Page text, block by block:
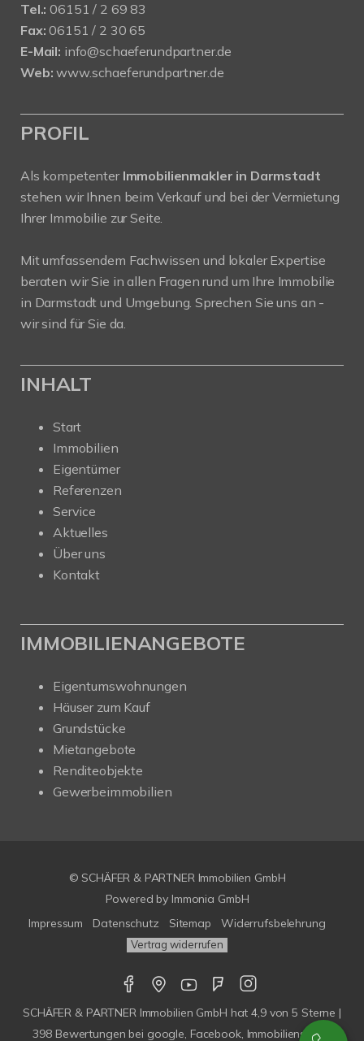
Tel.: 06151 / 2 69 83
Fax: 06151 / 2 30 65
E-Mail: info@schaeferundpartner.de
Web: www.schaeferundpartner.de
PROFIL
Als kompetenter Immobilienmakler in Darmstadt
stehen wir Ihnen beim Verkauf und bei der Vermietung
Ihrer Immobilie zur Seite.
Mit umfassendem Fachwissen und lokaler Expertise
beraten wir Sie in allen Fragen rund um Ihre Immobilie
in Darmstadt und Umgebung. Sprechen Sie uns an -
wir sind für Sie da.
INHALT
Start
Immobilien
Eigentümer
Referenzen
Service
Aktuelles
Über uns
Kontakt
IMMOBILIENANGEBOTE
Eigentumswohnungen
Häuser zum Kauf
Grundstücke
Mietangebote
Renditeobjekte
Gewerbeimmobilien
© SCHÄFER & PARTNER Immobilien GmbH
Powered by Immonia GmbH
Impressum
Datenschutz Sitemap Widerrufsbelehrung
Vertrag widerrufen
SCHÄFER & PARTNER Immobilien GmbH hat4,9von5 Sterne |
398 Bewertungen bei google, Facebook, Immobilienscout,